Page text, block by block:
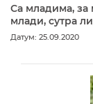
Са младима, за
млади, сутра
Датум: 25.09.2020